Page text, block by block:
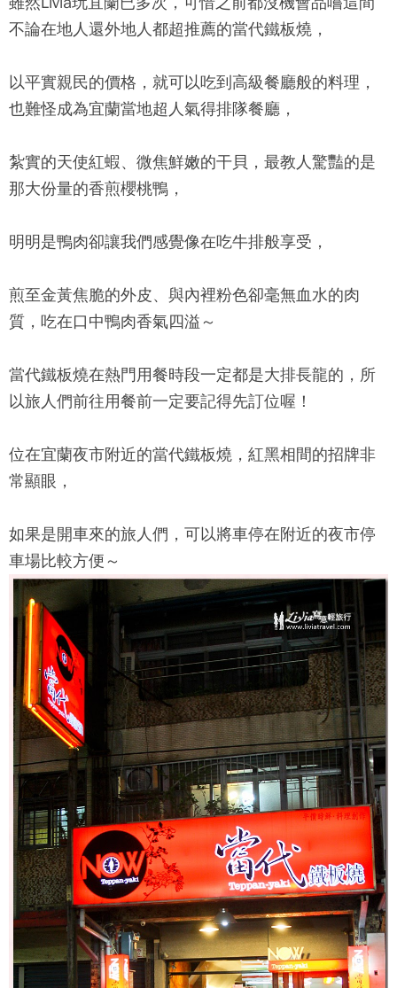
不論在地人還外地人都超推薦的當代鐵板燒 ，
以平實親民的價格，就可以吃到高級餐廳般的料理，
也難怪成為宜蘭當地超人氣得排隊餐廳，
紮實的天使紅蝦、微焦鮮嫩的干貝，最教人驚豔的是
那大份量的香煎櫻桃鴨，
明明是鴨肉卻讓我們感覺像在吃牛排般享受，
煎至金黃焦脆的外皮、與內裡粉色卻毫無血水的肉
質，吃在口中鴨肉香氣四溢～
當代鐵板燒在熱門用餐時段一定都是大排長龍的，所
以旅人們前往用餐前一定要記得先訂位喔！
位在宜蘭夜市附近的當代鐵板燒 ，紅黑相間的招牌非
常顯眼，
如果是開車來的旅人們，可以將車停在附近的夜市停
車場比較方便～